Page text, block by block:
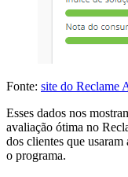
Fonte: site do Reclame
Esses dados nos
avaliação ótima no
dos clientes que
o programa.